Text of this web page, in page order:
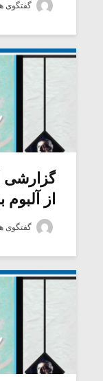
گفتگوی
گزارشی
از آلبوم
گفتگوی